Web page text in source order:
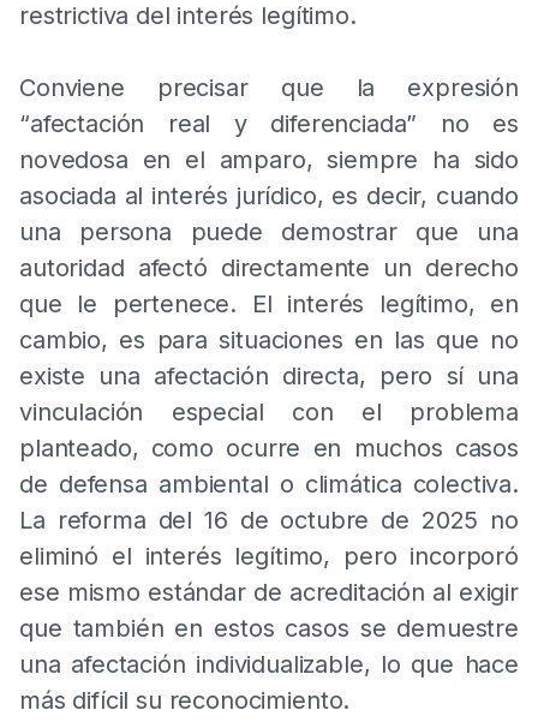
restrictiva del interés legítimo.
Conviene precisar que la expresión
“afectación real y diferenciada” no es
novedosa en el amparo, siempre ha sido
asociada al interés jurídico, es decir, cuando
una persona puede demostrar que una
autoridad afectó directamente un derecho
que le pertenece. El interés legítimo, en
cambio, es para situaciones en las que no
existe una afectación directa, pero sí una
vinculación especial con el problema
planteado, como ocurre en muchos casos
de defensa ambiental o climática colectiva.
La reforma del 16 de octubre de 2025 no
eliminó el interés legítimo, pero incorporó
ese mismo estándar de acreditación al exigir
que también en estos casos se demuestre
una afectación individualizable, lo que hace
más difícil su reconocimiento.